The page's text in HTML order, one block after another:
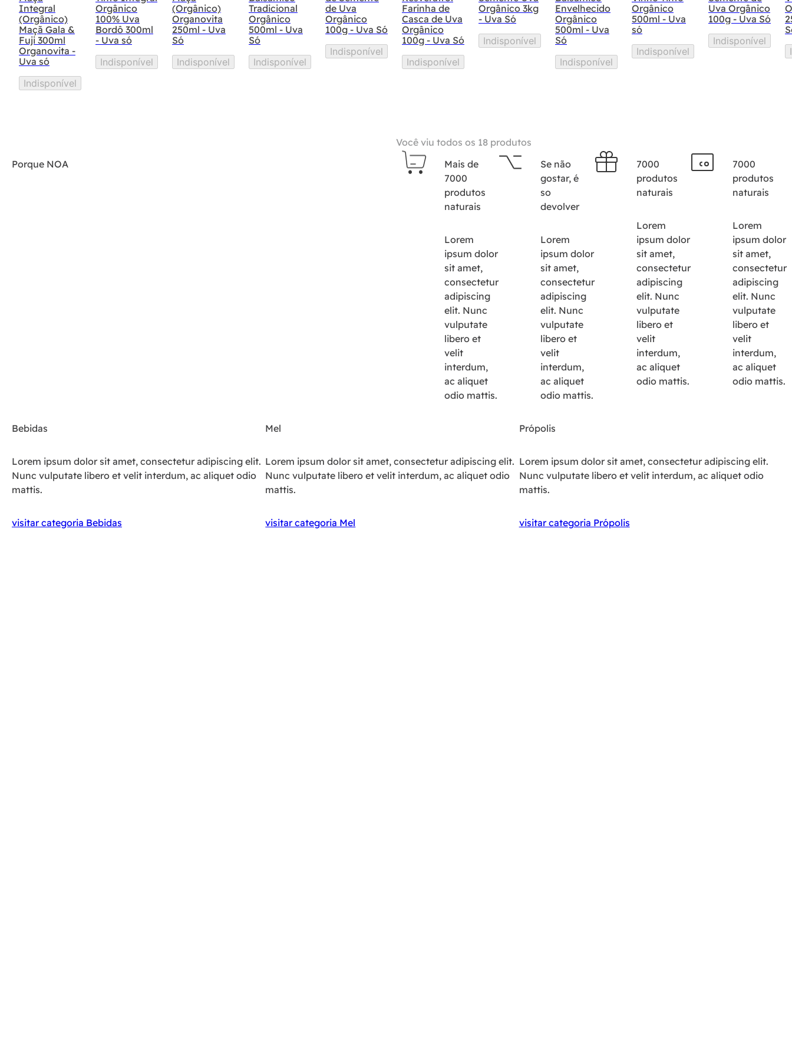
Integral
(Orgânico)
Maçã Gala &
Fuji 300ml
Organovita -
Uva só
Indisponível
Orgânico
100% Uva
Bordô 300ml
- Uva só
Indisponível
(Orgânico)
Organovita
250ml - Uva
Só
Indisponível
Tradicional
Orgânico
500ml - Uva
Só
Indisponível
de Uva
Orgânico
100g - Uva Só
Indisponível
Farinha de
Casca de Uva
Orgânico
100g - Uva Só
Indisponível
Orgânico 3kg
- Uva Só
Indisponível
Envelhecido
Orgânico
500ml - Uva
Só
Indisponível
Orgânico
500ml - Uva
só
Indisponível
Uva Orgânico
100g - Uva Só
Indisponível
Você viu todos os 18 produtos
Porque NOA
Mais de
7000
produtos
naturais
Lorem
ipsum dolor
sit amet,
consectetur
adipiscing
elit. Nunc
vulputate
libero et
velit
interdum,
ac aliquet
odio mattis.
Se não
gostar, é
so
devolver
Lorem
ipsum dolor
sit amet,
consectetur
adipiscing
elit. Nunc
vulputate
libero et
velit
interdum,
ac aliquet
odio mattis.
7000
produtos
naturais
Lorem
ipsum dolor
sit amet,
consectetur
adipiscing
elit. Nunc
vulputate
libero et
velit
interdum,
ac aliquet
odio mattis.
7000
produtos
naturais
Lorem
ipsum dolor
sit amet,
consectetur
adipiscing
elit. Nunc
vulputate
libero et
velit
interdum,
ac aliquet
odio mattis.
Bebidas
Lorem ipsum dolor sit amet, consectetur adipiscing elit.
Nunc vulputate libero et velit interdum, ac aliquet odio
mattis.
visitar categoria Bebidas
Mel
Lorem ipsum dolor sit amet, consectetur adipiscing elit.
Nunc vulputate libero et velit interdum, ac aliquet odio
mattis.
visitar categoria Mel
Própolis
Lorem ipsum dolor sit amet, consectetur adipiscing elit.
Nunc vulputate libero et velit interdum, ac aliquet odio
mattis.
visitar categoria Própolis